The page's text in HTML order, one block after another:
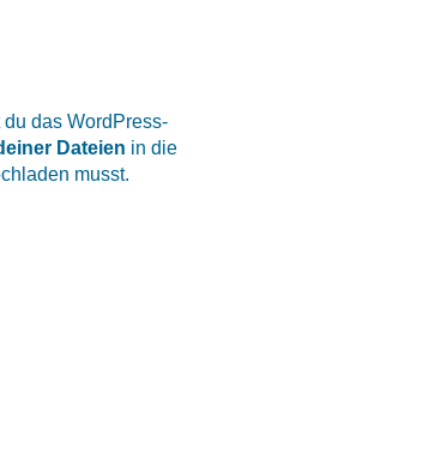
das WordPress-
Dateien in die
musst.